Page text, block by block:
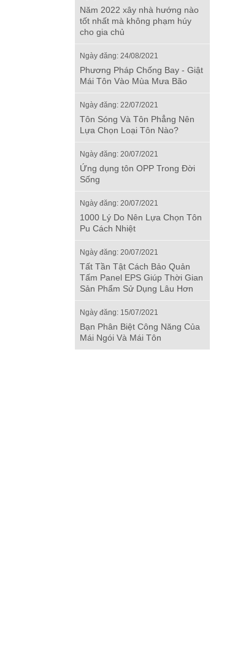
Năm 2022 xây nhà hướng nào
tốt nhất mà không phạm húy
cho gia chủ
Ngày đăng: 24/08/2021
Phương Pháp Chống Bay - Giật
Mái Tôn Vào Mùa Mưa Bão
Ngày đăng: 22/07/2021
Tôn Sóng Và Tôn Phẳng Nên
Lựa Chọn Loại Tôn Nào?
Ngày đăng: 20/07/2021
Ứng dụng tôn OPP Trong Đời
Sống
Ngày đăng: 20/07/2021
1000 Lý Do Nên Lựa Chọn Tôn
Pu Cách Nhiệt
Ngày đăng: 20/07/2021
Tất Tần Tật Cách Bảo Quản
Tấm Panel EPS Giúp Thời Gian
Sản Phẩm Sử Dụng Lâu Hơn
Ngày đăng: 15/07/2021
Bạn Phân Biệt Công Năng Của
Mái Ngói Và Mái Tôn